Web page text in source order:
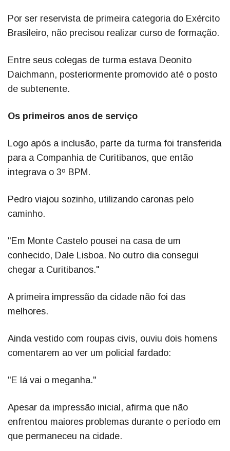
Por ser reservista de primeira categoria do Exército
Brasileiro, não precisou realizar curso de formação.
Entre seus colegas de turma estava Deonito
Daichmann, posteriormente promovido até o posto
de subtenente.
Os primeiros anos de serviço
Logo após a inclusão, parte da turma foi transferida
para a Companhia de Curitibanos, que então
integrava o 3º BPM.
Pedro viajou sozinho, utilizando caronas pelo
caminho.
"Em Monte Castelo pousei na casa de um
conhecido, Dale Lisboa. No outro dia consegui
chegar a Curitibanos."
A primeira impressão da cidade não foi das
melhores.
Ainda vestido com roupas civis, ouviu dois homens
comentarem ao ver um policial fardado:
"E lá vai o meganha."
Apesar da impressão inicial, afirma que não
enfrentou maiores problemas durante o período em
que permaneceu na cidade.